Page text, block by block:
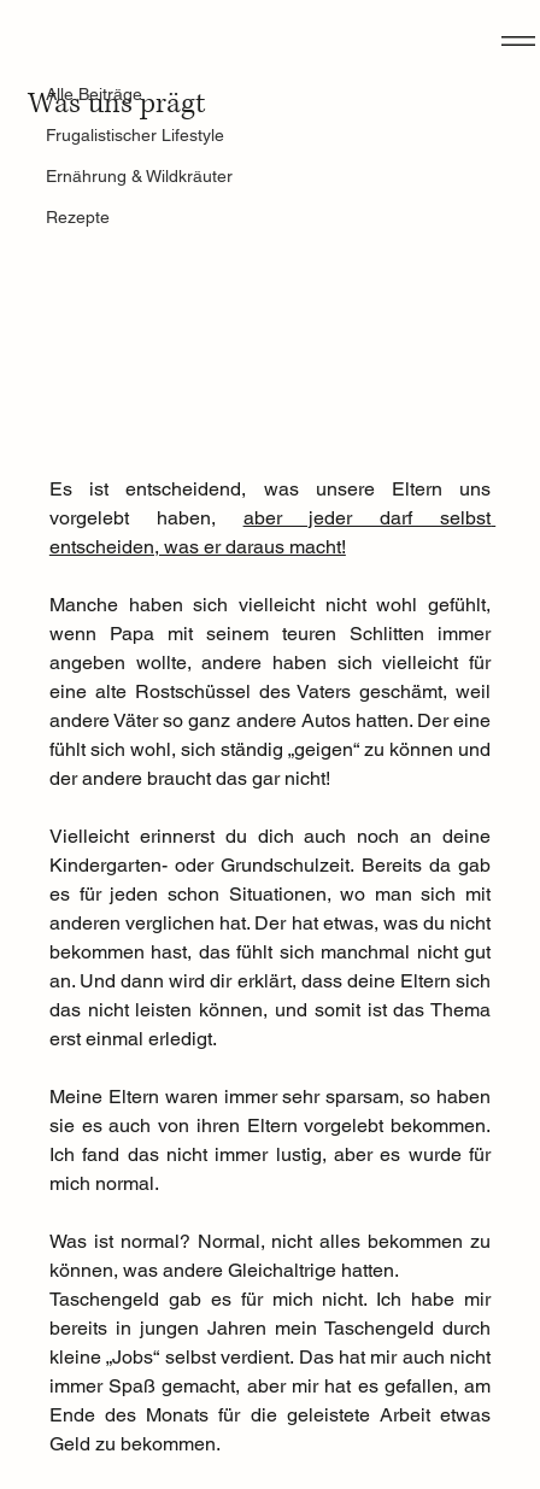
Alle Beiträge
Frugalistischer Lifestyle
Ernährung & Wildkräuter
Rezepte
Was uns prägt
Es ist entscheidend, was unsere Eltern uns
vorgelebt haben, aber jeder darf selbst
entscheiden, was er daraus macht!
Manche haben sich vielleicht nicht wohl gefühlt,
wenn Papa mit seinem teuren Schlitten immer
angeben wollte, andere haben sich vielleicht für
eine alte Rostschüssel des Vaters geschämt, weil
andere Väter so ganz andere Autos hatten. Der eine
fühlt sich wohl, sich ständig „geigen“ zu können und
der andere braucht das gar nicht!
Vielleicht erinnerst du dich auch noch an deine
Kindergarten- oder Grundschulzeit. Bereits da gab
es für jeden schon Situationen, wo man sich mit
anderen verglichen hat. Der hat etwas, was du nicht
bekommen hast, das fühlt sich manchmal nicht gut
an. Und dann wird dir erklärt, dass deine Eltern sich
das nicht leisten können, und somit ist das Thema
erst einmal erledigt.
Meine Eltern waren immer sehr sparsam, so haben
sie es auch von ihren Eltern vorgelebt bekommen.
Ich fand das nicht immer lustig, aber es wurde für
mich normal.
Was ist normal? Normal, nicht alles bekommen zu
können, was andere Gleichaltrige hatten.
Taschengeld gab es für mich nicht. Ich habe mir
bereits in jungen Jahren mein Taschengeld durch
kleine „Jobs“ selbst verdient. Das hat mir auch nicht
immer Spaß gemacht, aber mir hat es gefallen, am
Ende des Monats für die geleistete Arbeit etwas
Geld zu bekommen.